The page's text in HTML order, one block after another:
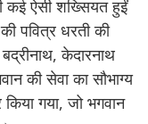
कई ऐसी शख्सियत हुईं
पवित्र धरती की
केदारनाथ
की सेवा का सौभाग्य
किया गया, जो भगवान